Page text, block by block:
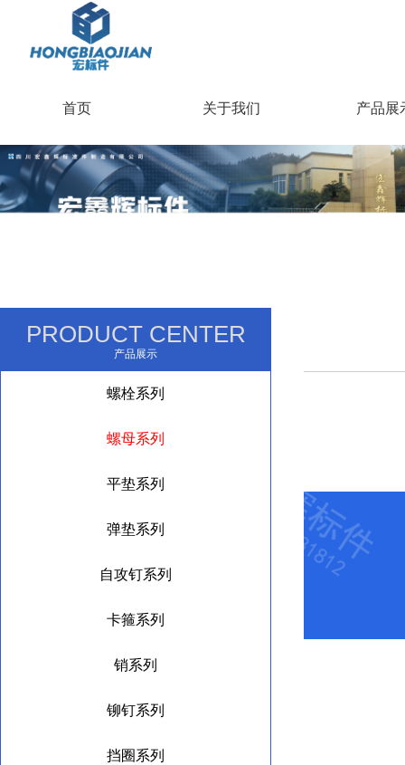
首页 关于我们 产品展
PRODUCT CENTER
产品展示
螺栓系列
螺母系列
平垫系列
弹垫系列
自攻钉系列
卡箍系列
销系列
铆钉系列
挡圈系列